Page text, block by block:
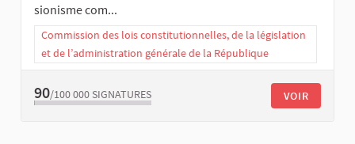
sionisme com...
Commission des lois constitutionnelles, de la législation
et de l’administration générale de la République
90/100 000 SIGNATURES VOIR